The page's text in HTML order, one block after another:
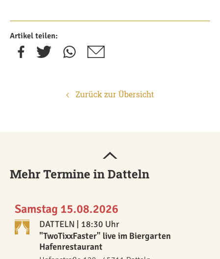
Artikel teilen:
Zurück zur Übersicht
Mehr Termine in Datteln
Samstag 15.08.2026
DATTELN | 18:30 Uhr
"TwoTixxFaster" live im Biergarten
Hafenrestaurant